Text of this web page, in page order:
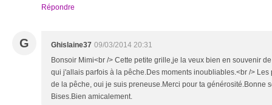
Répondre
G Ghislaine37 09/03/2014 20:31
Bonsoir Mimi<br /> Cette petite grille,je la veux bien en souvenir
qui j'allais parfois à la pêche.Des moments inoubliables.<br /> Les
de la pêche, oui je suis preneuse.Merci pour ta générosité.Bonne
Bises.Bien amicalement.